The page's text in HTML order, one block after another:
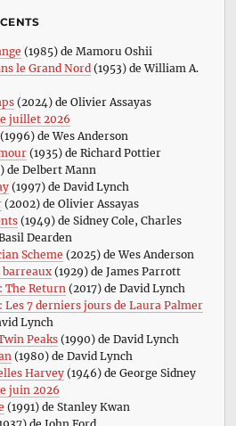
(1985) de Mamoru Oshii
le Grand Nord(1953) de William A.
(2024) de Olivier Assayas
juillet 2026
(1996) de Wes Anderson
(1935) de Richard Pottier
de Delbert Mann
(1997) de David Lynch
(2002) de Olivier Assayas
(1949) de Sidney Cole, Charles
Dearden
Scheme (2025) de Wes Anderson
(1929) de James Parrott
The Return(2017) de David Lynch
Les 7 derniers jours de Laura Palmer
Lynch
Peaks(1990) de David Lynch
(1980) de David Lynch
Harvey(1946) de George Sidney
juin 2026
(1991) de Stanley Kwan